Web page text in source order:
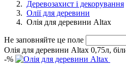
Деревозахист і декорування
Олії для деревини
Олія для деревини Altax
Не заповняйте це поле
Олія для деревини Altax 0,75л,
-%